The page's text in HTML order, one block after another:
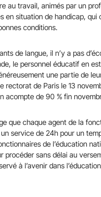
au travail, animés par un
en situation de handicap,
conditions.
de langue, il n’y a pas
le personnel éducatif en
une partie de
rectorat de Paris le 13
acompte de 90 % fin
que chaque agent de la
service de 24h pour un
de l’éducation
procéder sans délai au
à l’avenir dans